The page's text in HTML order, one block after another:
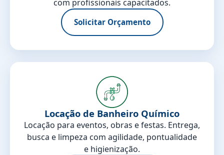
com profissionais capacitados.
Solicitar Orçamento
Locação de Banheiro Químico
Locação para eventos, obras e festas. Entrega,
busca e limpeza com agilidade, pontualidade
e higienização.